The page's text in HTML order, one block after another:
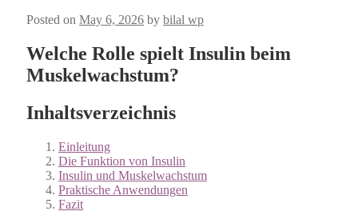
Posted on May 6, 2026 by bilal wp
Welche Rolle spielt Insulin beim
Muskelwachstum?
Inhaltsverzeichnis
Ein­leitung
Die Funk­tion von Insulin
Insulin und Muskelwach­s­tum
Prak­tis­che Anwen­dun­gen
Faz­it